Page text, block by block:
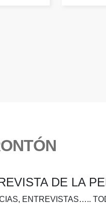
DE LA
ENTREVISTAS…..